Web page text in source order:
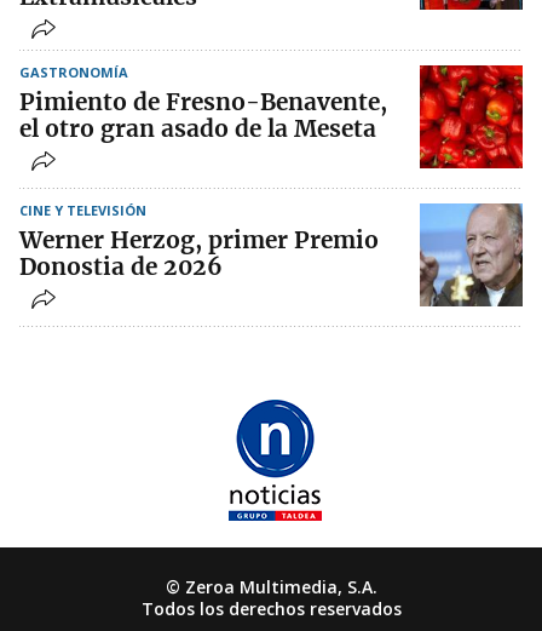
GASTRONOMÍA
Pimiento de Fresno-Benavente,
el otro gran asado de la Meseta
CINE Y TELEVISIÓN
Werner Herzog, primer Premio
Donostia de 2026
© Zeroa Multimedia, S.A.
Todos los derechos reservados